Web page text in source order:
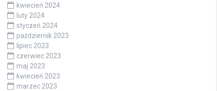
kwiecień 2024
luty 2024
styczeń 2024
październik 2023
lipiec 2023
czerwiec 2023
maj 2023
kwiecień 2023
marzec 2023